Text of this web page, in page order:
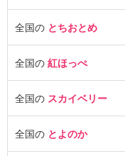
全国の とちおとめ
全国の 紅ほっぺ
全国の スカイベリー
全国の とよのか